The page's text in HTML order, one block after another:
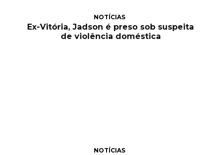
NOTÍCIAS
Ex-Vitória, Jadson é preso sob suspeita
de violência doméstica
NOTÍCIAS